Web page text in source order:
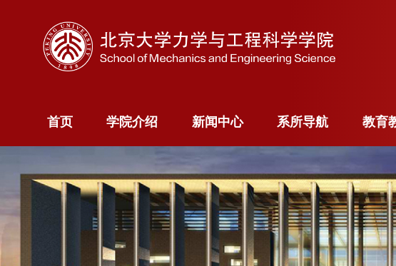
首页 学院介绍
学院概况
院长寄语
院委员会
现任领导
历史沿革
新闻中心
新闻快讯
新闻专题
系所导航
力学系
科学计算与工程
智能系
航空航天工程系
能源与资源工程
教育
本科
研究
专业学
教
境外
首页 学院介绍 新闻中心 系所导航 教育